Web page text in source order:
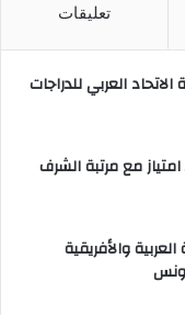
تعليقات
العربي للدراجات
مع مرتبة الشرف
والأفريقية